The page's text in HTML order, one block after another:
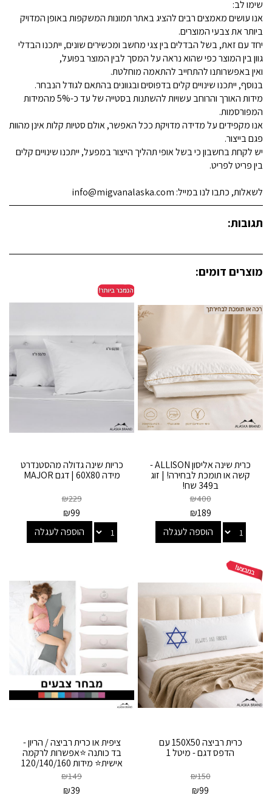
שימו לב:
אנו עושים מאמצים רבים להציג באתר תמונות המשקפות באופן המדויק
ביותר את צבעי המוצרים.
יחד עם זאת, בשל הבדלים בין צגי מחשב ומכשירים שונים, ייתכנו הבדלי
גוון בין המוצר כפי שהוא נראה על המסך לבין המוצר בפועל,
ואין באפשרותנו להתחייב להתאמה מוחלטת.
בנוסף, ייתכנו שינויים קלים בדפוסים ובגוונים בהתאם לגודל הנבחר.
מידות האורך והרוחב עשויות להשתנות בסטייה של עד כ-5% מהמידות
המפורסמות.
אנו מקפידים על מדידה מדויקת ככל האפשר, אולם סטיות קלות אינן מהוות
פגם בייצור.
יש לקחת בחשבון כי בשל אופי תהליך הייצור במפעל, ייתכנו שינויים קלים
בין פריט לפריט.
לשאלות, כתבו לנו במייל: info@migvanalaska.com
תגובות:
מוצרים דומים:
כרית שינה אליסון ALLISON -
קשה או תומכת לבחירה! | זוג
ב349 שח!
₪400
₪189
הוספה לעגלה
כריות שינה גדולה מהסטנדרט
מידה 60X80 | דגם MAJOR
₪229
₪99
הוספה לעגלה
כרית רביצה 150X50 עם
הדפס דגם - מיטל 1
₪150
₪99
ציפית או כרית רביצה / הריון -
בד כותנה ⭐אפשרות לרקמה
אישית⭐ מידות 120/140/160
₪149
₪39